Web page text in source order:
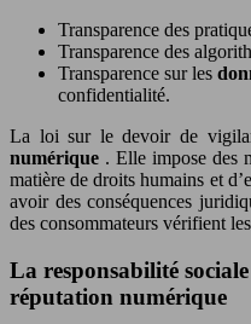
Transparence des
Transparence des
Transparence sur les
confidentialité.
La loi sur le devoir de
numérique . Elle impose des
matière de droits humains et
avoir des conséquences
des consommateurs vérifient
La responsabilité
réputation numérique